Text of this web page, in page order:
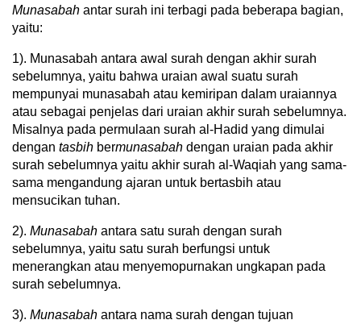
Munasabah antar surah ini terbagi pada beberapa bagian,
yaitu:
1). Munasabah antara awal surah dengan akhir surah
sebelumnya, yaitu bahwa uraian awal suatu surah
mempunyai munasabah atau kemiripan dalam uraiannya
atau sebagai penjelas dari uraian akhir surah sebelumnya.
Misalnya pada permulaan surah al-Hadid yang dimulai
dengan tasbih bermunasabah dengan uraian pada akhir
surah sebelumnya yaitu akhir surah al-Waqiah yang sama-
sama mengandung ajaran untuk bertasbih atau
mensucikan tuhan.
2). Munasabah antara satu surah dengan surah
sebelumnya, yaitu satu surah berfungsi untuk
menerangkan atau menyemopurnakan ungkapan pada
surah sebelumnya.
3). Munasabah antara nama surah dengan tujuan